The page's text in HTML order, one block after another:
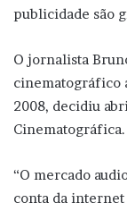
publicidade são
O jornalista
cinematográfico
2008, decidiu
Cinematográfica.
“O mercado
conta da internet